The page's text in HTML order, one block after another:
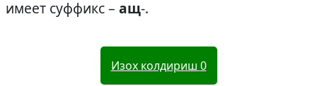
имеет суффикс – ащ-.
Изох колдириш 0